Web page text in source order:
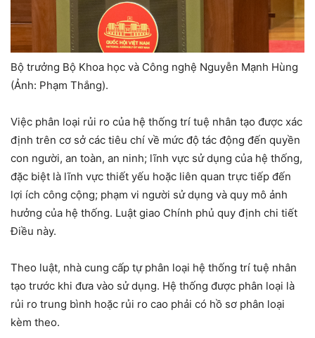
Bộ trưởng Bộ Khoa học và Công nghệ Nguyễn Mạnh Hùng
(Ảnh: Phạm Thắng).
Việc phân loại rủi ro của hệ thống trí tuệ nhân tạo được xác
định trên cơ sở các tiêu chí về mức độ tác động đến quyền
con người, an toàn, an ninh; lĩnh vực sử dụng của hệ thống,
đặc biệt là lĩnh vực thiết yếu hoặc liên quan trực tiếp đến
lợi ích công cộng; phạm vi người sử dụng và quy mô ảnh
hưởng của hệ thống. Luật giao Chính phủ quy định chi tiết
Điều này.
Theo luật, nhà cung cấp tự phân loại hệ thống trí tuệ nhân
tạo trước khi đưa vào sử dụng. Hệ thống được phân loại là
rủi ro trung bình hoặc rủi ro cao phải có hồ sơ phân loại
kèm theo.